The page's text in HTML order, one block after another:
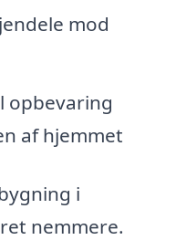
mod
opbevaring
af hjemmet
i
nemmere.